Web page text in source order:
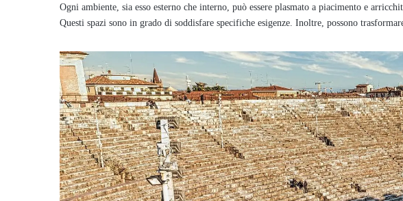
Ogni ambiente, sia esso esterno che interno, può essere plasmato a piacimento e
Questi spazi sono in grado di soddisfare specifiche esigenze. Inoltre, possono